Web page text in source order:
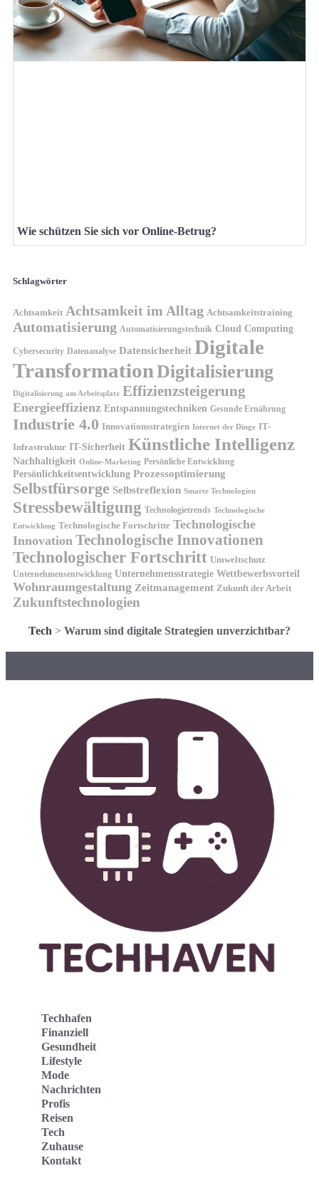
Wie schützen Sie sich vor Online-Betrug?
Schlagwörter
Achtsamkeit Achtsamkeit im Alltag Achtsamkeitstraining
Automatisierung Automatisierungstechnik Cloud Computing
Cybersecurity Datenanalyse Datensicherheit Digitale
TransformationDigitalisierung
Digitalisierung am Arbeitsplatz Effizienzsteigerung
Energieeffizienz Entspannungstechniken Gesunde Ernährung
Industrie 4.0 Innovationsstrategien Internet der Dinge IT-
Infrastruktur IT-Sicherheit Künstliche Intelligenz
Nachhaltigkeit Online-Marketing Persönliche Entwicklung
Persönlichkeitsentwicklung Prozessoptimierung
Selbstfürsorge Selbstreflexion Smarte Technologien
Stressbewältigung Technologietrends Technologische
Entwicklung Technologische Fortschritte Technologische
Innovation Technologische Innovationen
Technologischer Fortschritt Umweltschutz
Unternehmensentwicklung Unternehmensstrategie Wettbewerbsvorteil
Wohnraumgestaltung Zeitmanagement Zukunft der Arbeit
Zukunftstechnologien
Tech > Warum sind digitale Strategien unverzichtbar?
Techhafen
Finanziell
Gesundheit
Lifestyle
Mode
Nachrichten
Profis
Reisen
Tech
Zuhause
Kontakt